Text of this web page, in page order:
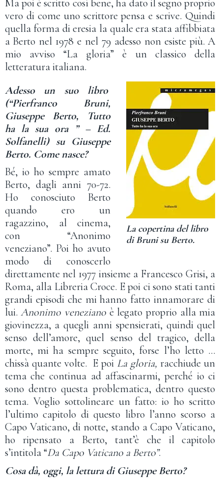
Ma poi è scritto così bene, ha dato il segno proprio
vero di come uno scrittore pensa e scrive. Quindi
quella forma di eresia la quale era stata affibbiata
a Berto nel 1978 e nel 79 adesso non esiste più. A
mio avviso “La gloria” è un classico della
letteratura italiana.
La copertina del libro
di Bruni su Berto.
Adesso un suo libro
(“Pierfranco Bruni,
Giuseppe Berto, Tutto
ha la sua ora ” – Ed.
Solfanelli) su Giuseppe
Berto. Come nasce?
Bé, io ho sempre amato
Berto, dagli anni 70-72.
Ho conosciuto Berto
quando ero un
ragazzino, al cinema,
con “Anonimo
veneziano”. Poi ho avuto
modo di conoscerlo
direttamente nel 1977 insieme a Francesco Grisi, a
Roma, alla Libreria Croce. E poi ci sono stati tanti
grandi episodi che mi hanno fatto innamorare di
lui.Anonimo venezianoè legato proprio alla mia
giovinezza, a quegli anni spensierati, quindi quel
senso dell’amore, quel senso del tragico, della
morte, mi ha sempre seguito, forse l’ho letto …
chissà quante volte. E poi La gloria, racchiude un
tema che continua ad affascinarmi, perché io ci
sono dentro questa problematica, dentro questo
tema. Voglio sottolineare un fatto: io ho scritto
l’ultimo capitolo di questo libro l’anno scorso a
Capo Vaticano, di notte, stando a Capo Vaticano,
ho ripensato a Berto, tant’è che il capitolo
s’intitola “Da Capo Vaticano a Berto”.
Cosa dà, oggi, la lettura di Giuseppe Berto?